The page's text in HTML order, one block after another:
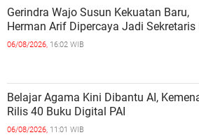
Gerindra Wajo Susun Kekuatan Baru,
Herman Arif Dipercaya Jadi Sekretaris
06/08/2026, 16:02 WIB
Belajar Agama Kini Dibantu AI,
Rilis 40 Buku Digital PAI
06/08/2026, 11:01 WIB